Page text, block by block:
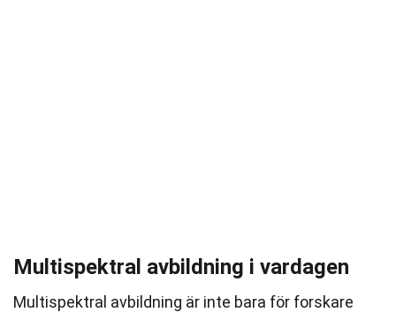
Multispektral avbildning i vardagen
Multispektral avbildning är inte bara för forskare